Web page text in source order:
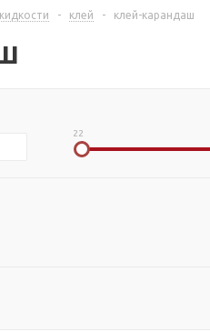
- клей - клей-карандаш
22